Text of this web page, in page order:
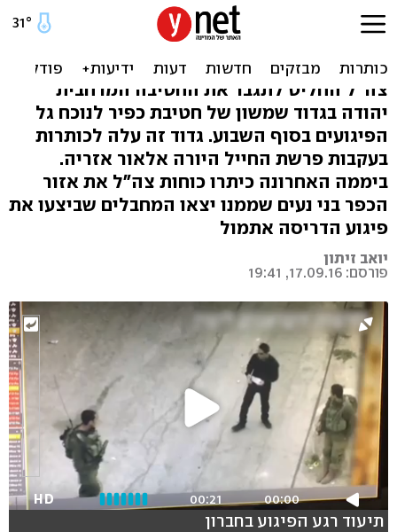
תגבור עקב הפיגועים: גדוד
נוסף מגיע לחברון
צה"ל החליט לתגבר את החטיבה המרחבית
יהודה בגדוד שמשון של חטיבת כפיר לנוכח גל
הפיגועים בסוף השבוע. גדוד זה עלה לכותרות
בעקבות פרשת החייל היורה אלאור אזריה.
ביממה האחרונה כיתרו כוחות צה"ל את אזור
הכפר בני נעים שממנו יצאו המחבלים שביצעו את
פיגוע הדריסה אתמול
יואב זיתון
פורסם: 17.09.16, 19:41
00:00
00:21
HD
תיעוד רגע הפיגוע בחברון